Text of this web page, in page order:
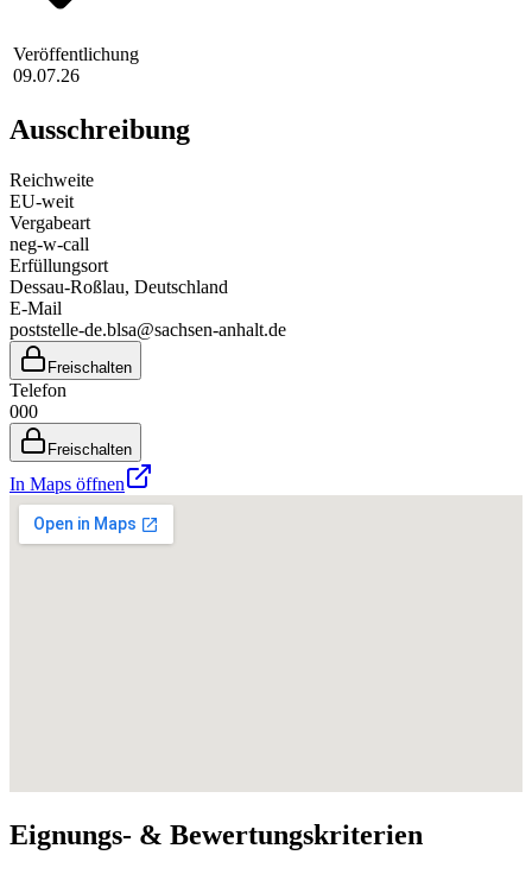
Veröffentlichung
09.07.26
Ausschreibung
Reichweite
EU-weit
Vergabeart
neg-w-call
Erfüllungsort
Dessau-Roßlau, Deutschland
E-Mail
poststelle-de.blsa@sachsen-anhalt.de
Freischalten
Telefon
000
Freischalten
In Maps öffnen
Eignungs- & Bewertungskriterien